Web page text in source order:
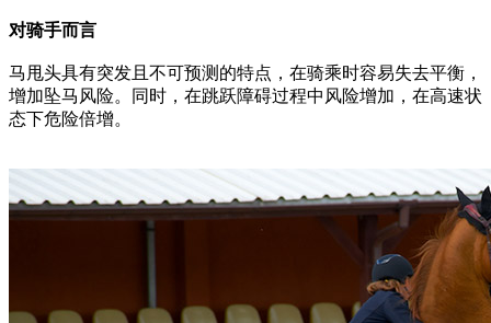
对骑手而言
马甩头具有突发且不可预测的特点，在骑乘时容易失去平衡，
增加坠马风险。同时，在跳跃障碍过程中风险增加，在高速状
态下危险倍增。